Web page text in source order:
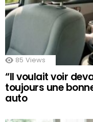
85 Views
“Il voulait voir
toujours une
auto